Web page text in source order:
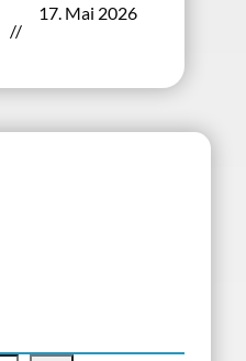
//
17. Mai 2026